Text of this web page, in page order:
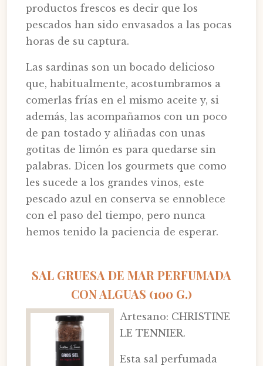
productos frescos es decir que los
pescados han sido envasados a las pocas
horas de su captura.
Las sardinas son un bocado delicioso
que, habitualmente, acostumbramos a
comerlas frías en el mismo aceite y, si
además, las acompañamos con un poco
de pan tostado y aliñadas con unas
gotitas de limón es para quedarse sin
palabras. Dicen los gourmets que como
les sucede a los grandes vinos, este
pescado azul en conserva se ennoblece
con el paso del tiempo, pero nunca
hemos tenido la paciencia de esperar.
SAL GRUESA DE MAR PERFUMADA
CON ALGUAS (100 G.)
Artesano: CHRISTINE
LE TENNIER.
Esta sal perfumada